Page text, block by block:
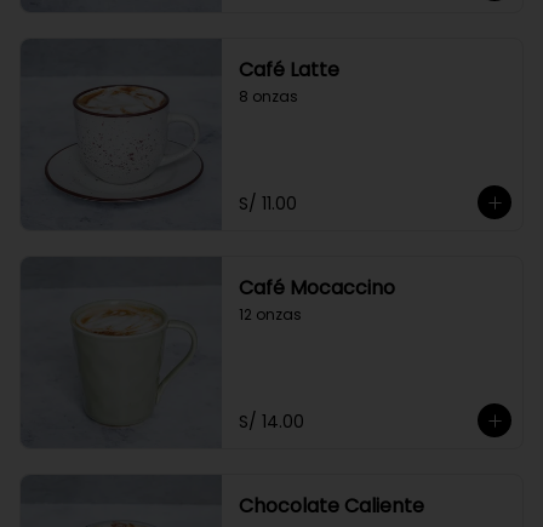
Café Latte
8 onzas
S/ 11.00
Café Mocaccino
12 onzas
S/ 14.00
Chocolate Caliente